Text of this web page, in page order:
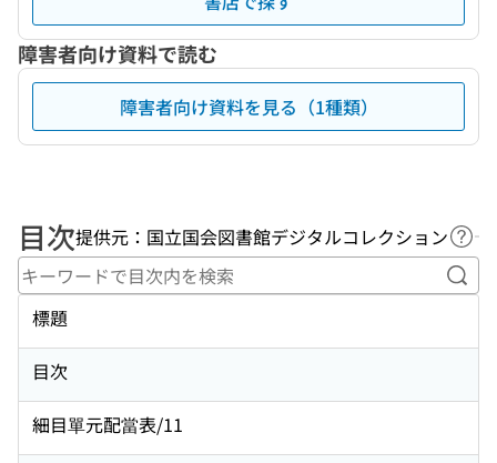
障害者向け資料で読む
障害者向け資料を見る（1種類）
目次提供元：国立国会図書館デジタルコレクション ヘ
キ
標題
目次
細目單元配當表/11